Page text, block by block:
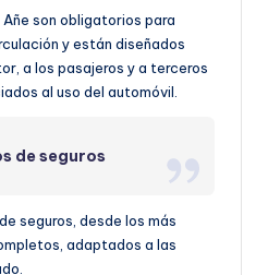
son obligatorios para
y están diseñados
a los pasajeros y a terceros
al uso del automóvil.
de seguros
seguros, desde los más
adaptados a las